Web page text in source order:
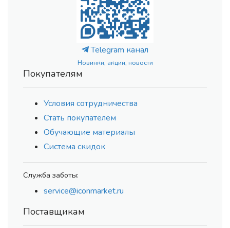
Telegram канал
Новинки, акции, новости
Покупателям
Условия сотрудничества
Стать покупателем
Обучающие материалы
Система скидок
Служба заботы:
service@iconmarket.ru
Поставщикам